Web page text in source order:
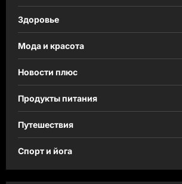
Здоровье
Мода и красота
Новости плюс
Продукты питания
Путешествия
Спорт и йога